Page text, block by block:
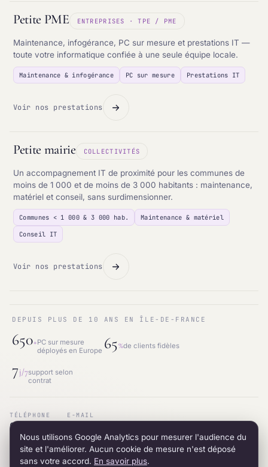
Petite PME ENTREPRISES · TPE / PME
Maintenance, infogérance, PC sur mesure et prestations IT —
toute votre informatique confiée à une seule équipe locale.
Maintenance & infogérance PC sur mesure Prestations IT
Voir nos prestations
Petite mairie COLLECTIVITÉS
Un accompagnement IT de proximité pour les communes de
moins de 1 000 et de moins de 3 000 habitants : maintenance,
matériel et conseil, sans surdimensionner.
Communes < 1 000 & 3 000 hab.
Maintenance & matériel
Conseil IT
Voir nos prestations
DEPUIS PLUS DE 10 ANS EN ÎLE-DE-FRANCE
650+PC sur mesure
déployés en Europe 65%de clients fidèles
7j/7support selon
contrat
TÉLÉPHONE
01.87.53.66.31
E-MAIL
ADRESSE
12 avenue du 8 mai 1945 · 95200 Sarcelles
RÉSEAU
LinkedIn
Nous utilisons Google Analytics pour mesurer l'audience du
site et l'améliorer. Aucun cookie de mesure n'est déposé
sans votre accord. En savoir plus.